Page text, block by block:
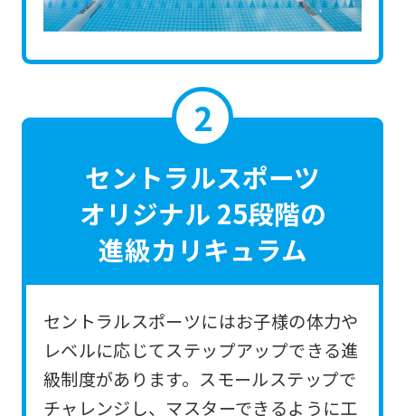
セントラルスポーツ
オリジナル 25段階の
進級カリキュラム
セントラルスポーツにはお子様の体力や
レベルに応じてステップアップできる進
級制度があります。スモールステップで
チャレンジし、マスターできるように工
the
(start
automatic
translation)
to
return
to
the
page.
However,
if